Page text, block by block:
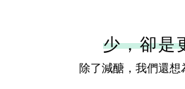
少，卻是
除了減醣，我們還想